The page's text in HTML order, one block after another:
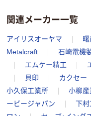
関連メーカー一覧
アイリスオーヤマ 曙
Metalcraft
石崎電機
エムケー精工
貝印
カクセー
小久保工業所
小柳産
ービージャパン
下村